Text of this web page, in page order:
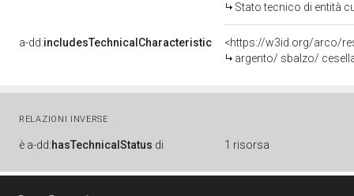
Stato tecnico di entità
a-dd:includesTechnicalCharacteristic
argento/ sbalzo/
RELAZIONI INVERSE
è a-dd:hasTechnicalStatus di 1 risorsa